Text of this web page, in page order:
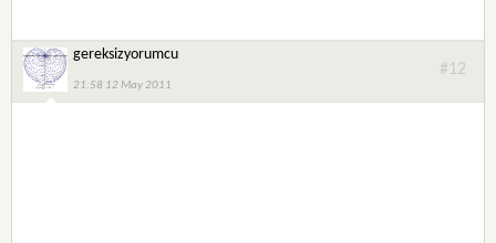
gereksizyorumcu
21:58 12 May 2011
#12